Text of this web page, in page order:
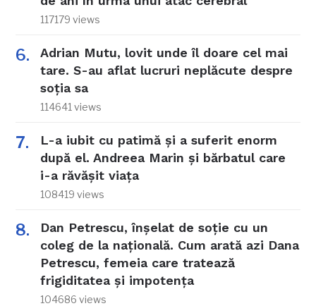
117179 views
Adrian Mutu, lovit unde îl doare cel mai
tare. S-au aflat lucruri neplăcute despre
soția sa
114641 views
L-a iubit cu patimă și a suferit enorm
după el. Andreea Marin și bărbatul care
i-a răvășit viața
108419 views
Dan Petrescu, înșelat de soție cu un
coleg de la națională. Cum arată azi Dana
Petrescu, femeia care tratează
frigiditatea și impotența
104686 views